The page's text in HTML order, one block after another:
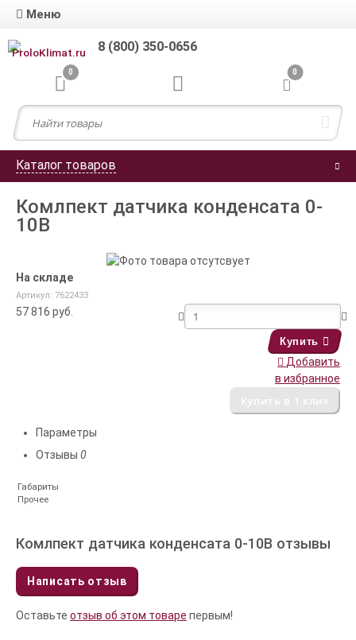
Меню
8 (800) 350-0656
0 0
Каталог товаров
Комлпект датчика конденсата 0-
10В
На складе
Артикул: 7622433
57 816 руб.
Купить
Добавить
в избранное
Параметры
Отзывы 0
Габариты
Прочее
Комлпект датчика конденсата 0-10В отзывы
Написать отзыв
Оставьте отзыв об этом товаре первым!